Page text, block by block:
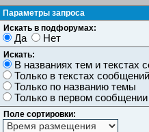
Параметры запроса
Искать в подфорумах:
Да Нет
Искать:
В названиях тем и текстах
Только в текстах сообщений
Только по названию темы
Только в первом
Поле сортировки: